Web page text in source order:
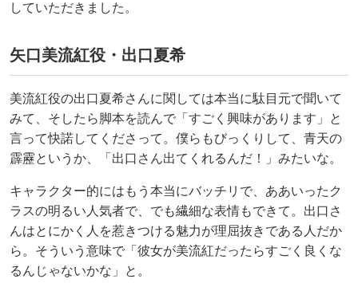
していただきました。
矢口美流紅役・出口夏希
美流紅役の出口夏希さんに関しては本当に駄目元で聞いて
みて、そしたら脚本を読んで「すごく興味があります」と
言って快諾してくださって。僕らもびっくりして、青天の
霹靂というか、「出口さん出てくれるんだ！」みたいな。
キャラクター的にはもう本当にバッチリで、ああいったク
ラスの明るい人気者で、でも繊細な表情もできて。出口さ
んはとにかく人を惹きつける魅力が理屈抜きである人だか
ら。そういう意味で「彼女が美流紅だったらすごく良くな
るんじゃないかな」と。